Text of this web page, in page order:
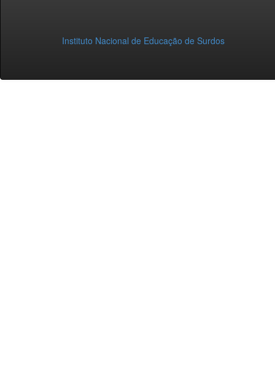
Instituto Nacional de Educação de Surdos